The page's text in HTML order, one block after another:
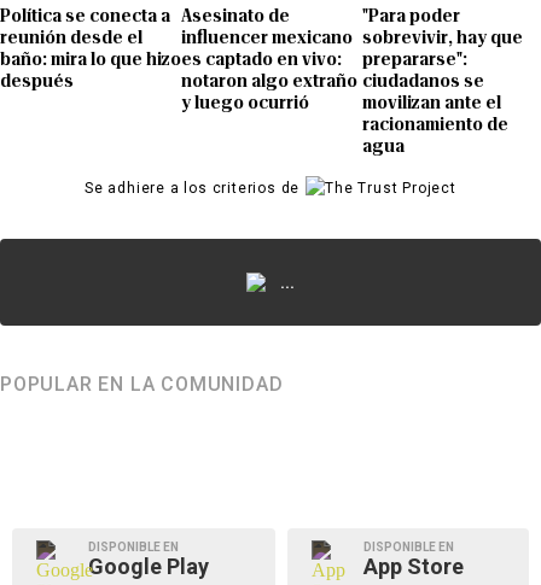
Política se conecta a
reunión desde el
baño: mira lo que hizo
después
Asesinato de
influencer mexicano
es captado en vivo:
notaron algo extraño
y luego ocurrió
"Para poder
sobrevivir, hay que
prepararse":
ciudadanos se
movilizan ante el
racionamiento de
agua
Se adhiere a los criterios de
...
POPULAR EN LA COMUNIDAD
DISPONIBLE EN
Google Play
DISPONIBLE EN
App Store